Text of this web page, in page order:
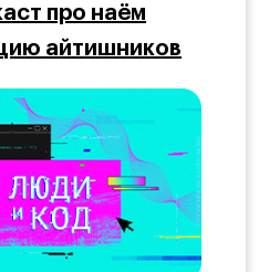
про наём
айтишников